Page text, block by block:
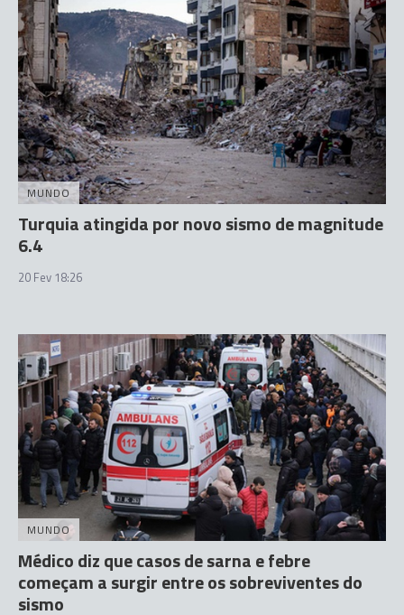
MUNDO
Turquia atingida por novo sismo de magnitude
6.4
20 Fev 18:26
MUNDO
Médico diz que casos de sarna e febre
começam a surgir entre os sobreviventes do
sismo